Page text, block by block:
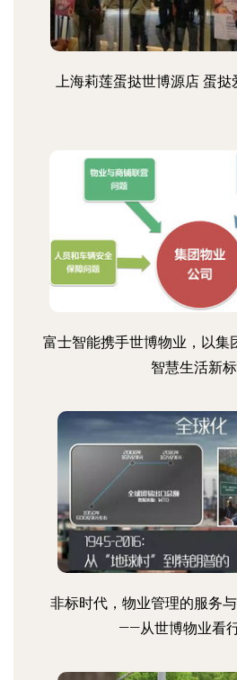
上海莉莲蛋挞世博源店 蛋
富士智能携手世博物业，以集
智慧生活新
非标时代，物业管理的服务
——从世博物业看